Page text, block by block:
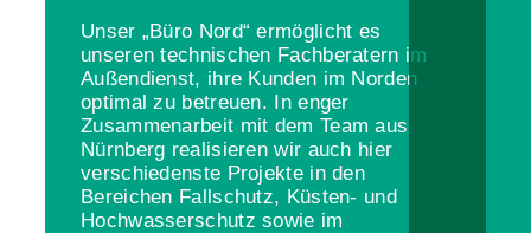
Unser „Büro Nord“ ermöglicht es
unseren technischen Fachberatern im
Außendienst, ihre Kunden im Norden
optimal zu betreuen. In enger
Zusammenarbeit mit dem Team aus
Nürnberg realisieren wir auch hier
verschiedenste Projekte in den
Bereichen Fallschutz, Küsten- und
Hochwasserschutz sowie im